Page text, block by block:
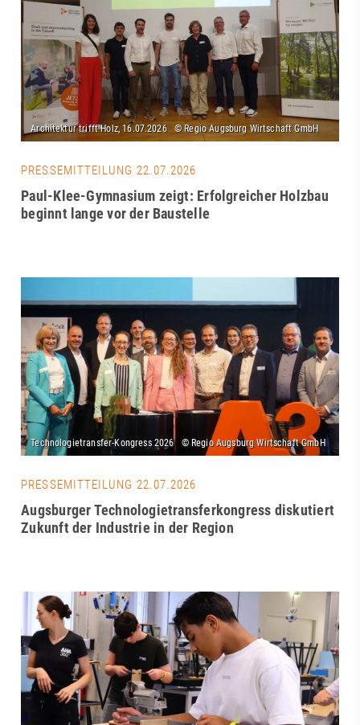
PRESSEMITTEILUNG 22.07.2026
Paul-Klee-Gymnasium zeigt: Erfolgreicher Holzbau
beginnt lange vor der Baustelle
PRESSEMITTEILUNG 22.07.2026
Augsburger Technologietransferkongress diskutiert
Zukunft der Industrie in der Region